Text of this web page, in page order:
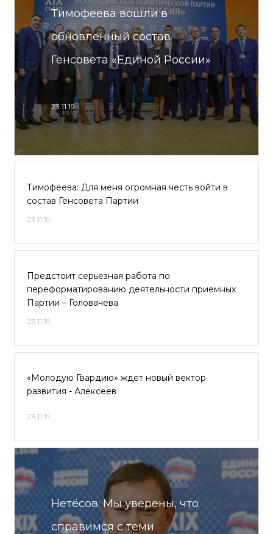
Тимофеева вошли в
обновленный состав
Генсовета «Единой России»
23.11.19
Тимофеева: Для меня огромная честь войти в
состав Генсовета Партии
23.11.19
Предстоит серьезная работа по
переформатированию деятельности приемных
Партии – Головачева
23.11.19
«Молодую Гвардию» ждет новый вектор
развития - Алексеев
23.11.19
Нетёсов: Мы уверены, что
справимся с теми